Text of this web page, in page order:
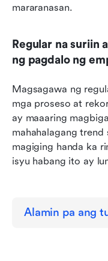
mararanasan.
Regular na suriin
ng pagdalo ng
Magsagawa ng
mga proseso at
ay maaaring
mahahalagang
magiging handa ka
isyu habang ito ay
Alamin pa ang